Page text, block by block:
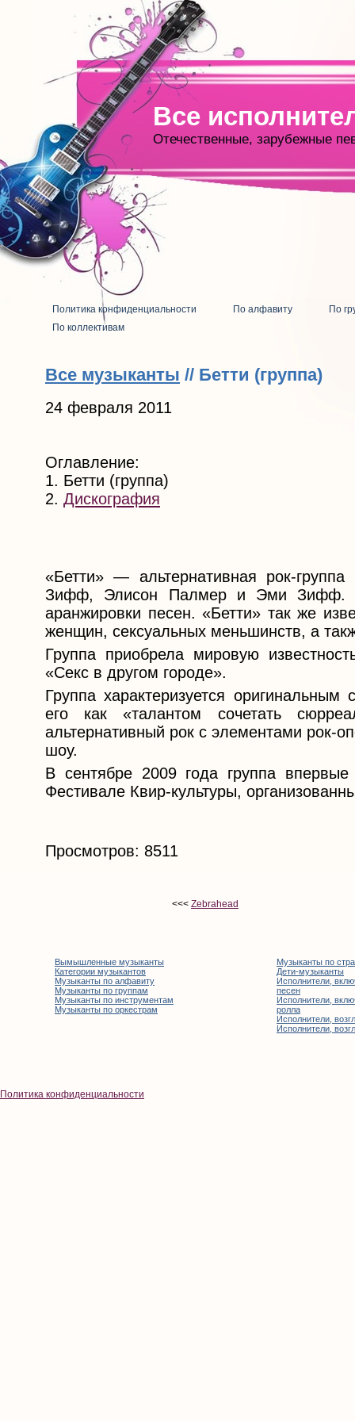
Все
Отечественные, зарубежные
Политика конфиденциальности По алфавиту
По
По коллективам
Все музыканты // Бетти (группа)
24 февраля 2011
Оглавление:
1. Бетти (группа)
2. Дискография
«Бетти» — альтернативная рок-
Зифф, Элисон Палмер и Эми Зифф.
аранжировки песен. «Бетти» так же
женщин, сексуальных меньшинств, а
Группа приобрела мировую
«Секс в другом городе».
Группа характеризуется
его как «талантом сочетать
альтернативный рок с элементами рок-
шоу.
В сентябре 2009 года группа
Фестивале Квир-культуры,
Просмотров: 8511
<<< Zebrahead
Вымышленные музыканты
Категории музыкантов
Музыканты по алфавиту
Музыканты по группам
Музыканты по инструментам
Музыканты по оркестрам
Музыканты по
Дети-музыканты
Исполнители,
песен
Исполнители,
ролла
Исполнители,
Исполнители,
Политика конфиденциальности